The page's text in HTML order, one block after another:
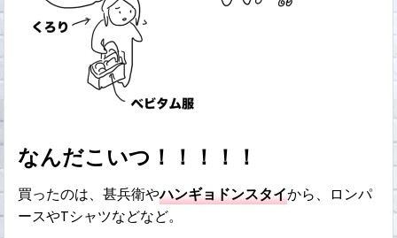
なんだこいつ！！！！！
買ったのは、甚兵衛やハンギョドンスタイから、ロンパ
ースやTシャツなどなど。